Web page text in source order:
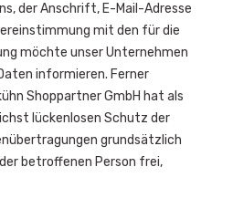
der Anschrift, E-Mail-Adresse
mit den für die
möchte unser Unternehmen
informieren. Ferner
Shoppartner GmbH hat als
lückenlosen Schutz der
grundsätzlich
betroffenen Person frei,